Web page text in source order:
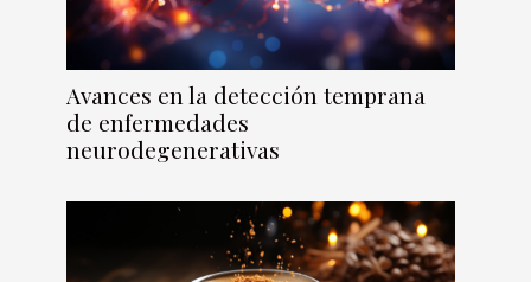
Avances en la detección temprana
de enfermedades
neurodegenerativas